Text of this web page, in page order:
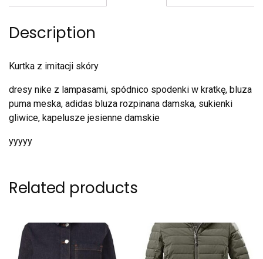
Description
Kurtka z imitacji skóry
dresy nike z lampasami, spódnico spodenki w kratkę, bluza
puma meska, adidas bluza rozpinana damska, sukienki
gliwice, kapelusze jesienne damskie
yyyyy
Related products